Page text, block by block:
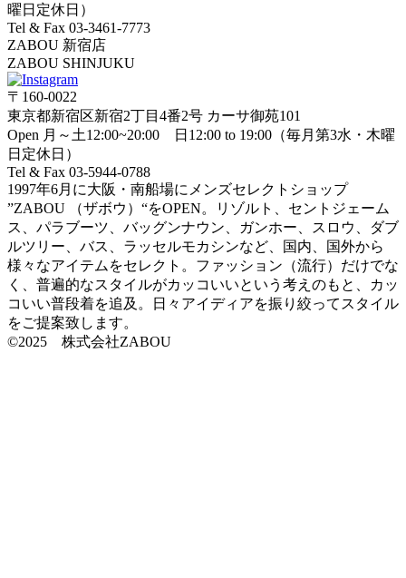
曜日定休日）
Tel & Fax 03-3461-7773
ZABOU 新宿店
ZABOU SHINJUKU
〒160-0022
東京都新宿区新宿2丁目4番2号 カーサ御苑101
Open 月～土12:00~20:00 日12:00 to 19:00（毎月第3水・木曜
日定休日）
Tel & Fax 03-5944-0788
1997年6月に大阪・南船場にメンズセレクトショップ
”ZABOU （ザボウ）“をOPEN。リゾルト、セントジェーム
ス、パラブーツ、バッグンナウン、ガンホー、スロウ、ダブ
ルツリー、バス、ラッセルモカシンなど、国内、国外から
様々なアイテムをセレクト。ファッション（流行）だけでな
く、普遍的なスタイルがカッコいいという考えのもと、カッ
コいい普段着を追及。日々アイディアを振り絞ってスタイル
をご提案致します。
©2025 株式会社ZABOU